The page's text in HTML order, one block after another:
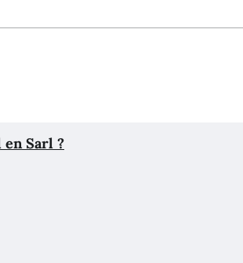
Sarl ?